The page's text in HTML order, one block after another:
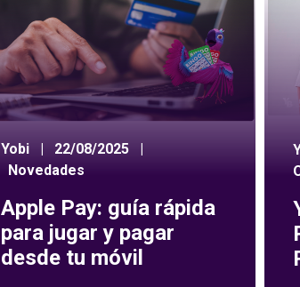
Yobi 22/08/2025
Novedades
Apple Pay: guía rápida
para jugar y pagar
desde tu móvil